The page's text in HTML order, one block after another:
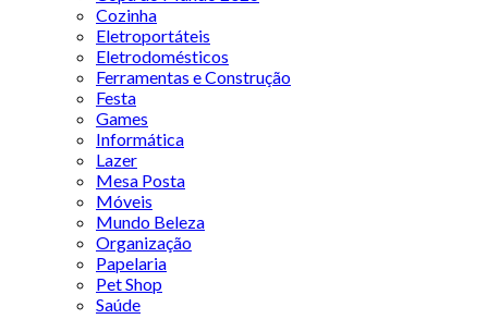
Cozinha
Eletroportáteis
Eletrodomésticos
Ferramentas e Construção
Festa
Games
Informática
Lazer
Mesa Posta
Móveis
Mundo Beleza
Organização
Papelaria
Pet Shop
Saúde